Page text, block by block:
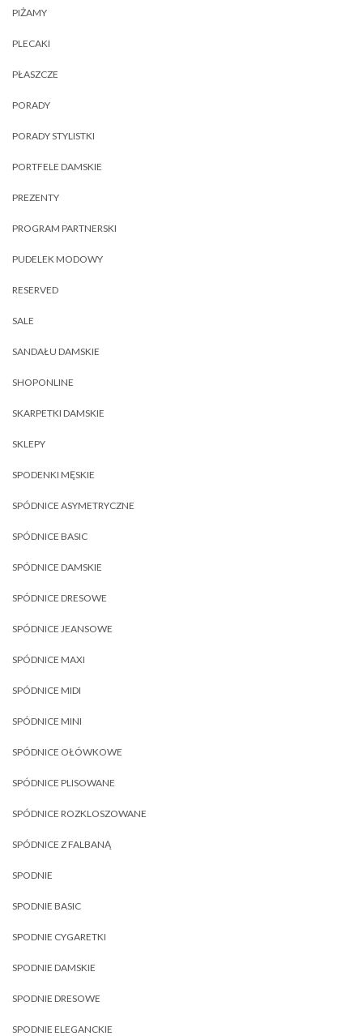
PIŻAMY
PLECAKI
PŁASZCZE
PORADY
PORADY STYLISTKI
PORTFELE DAMSKIE
PREZENTY
PROGRAM PARTNERSKI
PUDELEK MODOWY
RESERVED
SALE
SANDAŁU DAMSKIE
SHOPONLINE
SKARPETKI DAMSKIE
SKLEPY
SPODENKI MĘSKIE
SPÓDNICE ASYMETRYCZNE
SPÓDNICE BASIC
SPÓDNICE DAMSKIE
SPÓDNICE DRESOWE
SPÓDNICE JEANSOWE
SPÓDNICE MAXI
SPÓDNICE MIDI
SPÓDNICE MINI
SPÓDNICE OŁÓWKOWE
SPÓDNICE PLISOWANE
SPÓDNICE ROZKLOSZOWANE
SPÓDNICE Z FALBANĄ
SPODNIE
SPODNIE BASIC
SPODNIE CYGARETKI
SPODNIE DAMSKIE
SPODNIE DRESOWE
SPODNIE ELEGANCKIE